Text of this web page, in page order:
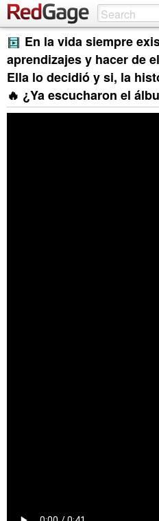
En la vida siempre
aprendizajes y hacer de
Ella lo decidió y si, la
🔥 ¿Ya escucharon el